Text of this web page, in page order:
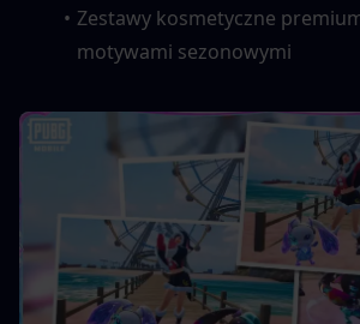
Zestawy kosmetyczne
motywami sezonowymi